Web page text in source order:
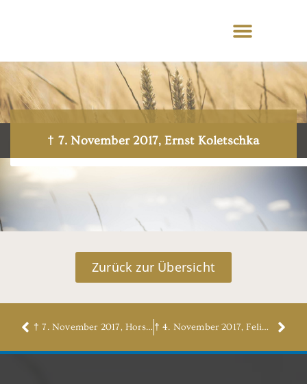
† 7. November 2017, Ernst Koletschka
Zurück zur Übersicht
† 7. November 2017, Horst Rohde † 4. November 2017, Felix Heinrich